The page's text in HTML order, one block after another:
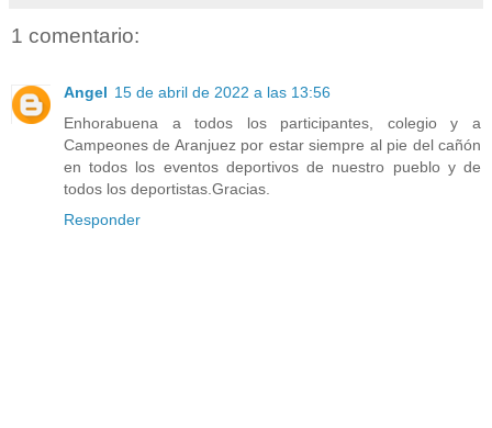
1 comentario:
Angel 15 de abril de 2022 a las 13:56
Enhorabuena a todos los participantes, colegio y a
Campeones de Aranjuez por estar siempre al pie del cañón
en todos los eventos deportivos de nuestro pueblo y de
todos los deportistas.Gracias.
Responder